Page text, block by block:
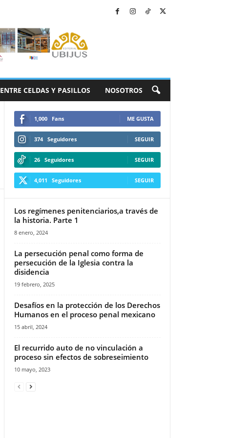
ENTRE CELDAS Y PASILLOS NOSOTROS
1,000 Fans ME GUSTA
374 Seguidores SEGUIR
26 Seguidores SEGUIR
4,011 Seguidores SEGUIR
Los regímenes penitenciarios,a través de
la historia. Parte 1
8 enero, 2024
La persecución penal como forma de
persecución de la Iglesia contra la
disidencia
19 febrero, 2025
Desafíos en la protección de los Derechos
Humanos en el proceso penal mexicano
15 abril, 2024
El recurrido auto de no vinculación a
proceso sin efectos de sobreseimiento
10 mayo, 2023